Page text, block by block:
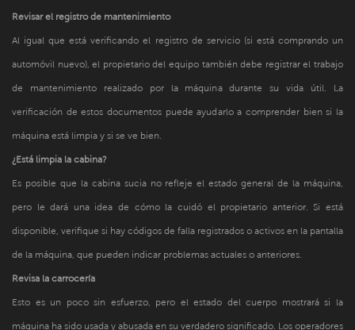
Revisar el registro de mantenimiento
Al igual que está verificando el registro de servicio (si está comprando un
automóvil nuevo), el propietario del equipo también debe registrar el trabajo
de mantenimiento realizado por la máquina durante su vida útil. La
verificación de estos documentos puede ayudarlo a comprender bien si la
máquina está limpia y si se ve bien.
¿Está limpia la cabina?
Es posible que la cabina sucia no refleje el estado general de la máquina,
pero le dará una idea de cómo la cuidó el propietario anterior. Si está
disponible, verifique si hay códigos de falla registrados o activos en la pantalla
de la máquina, que pueden indicar problemas actuales o anteriores.
Revisa la carrocería
Esto es un poco sin esfuerzo, pero el estado del cuerpo mostrará si la
máquina ha sido usada y abusada en su verdadero significado. Los operadores